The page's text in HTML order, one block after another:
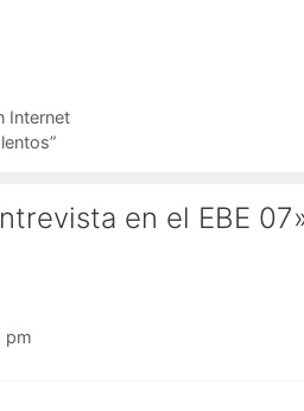
Internet
en el EBE
pm